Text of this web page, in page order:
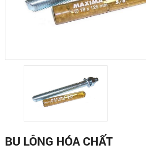
BU LÔNG HÓA CHẤT